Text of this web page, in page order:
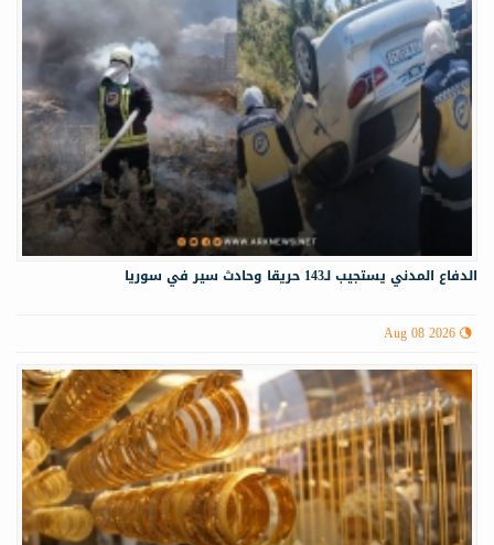
الدفاع المدني يستجيب لـ143 حريقا وحادث سير في سوريا
Aug 08 2026